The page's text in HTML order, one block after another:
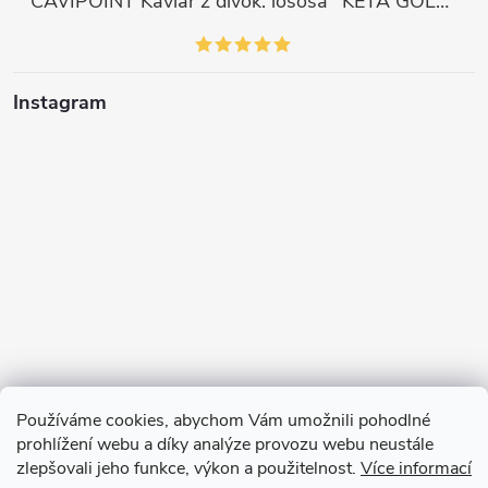
Používáme cookies, abychom Vám umožnili pohodlné
prohlížení webu a díky analýze provozu webu neustále
zlepšovali jeho funkce, výkon a použitelnost. Více informací
Instagram